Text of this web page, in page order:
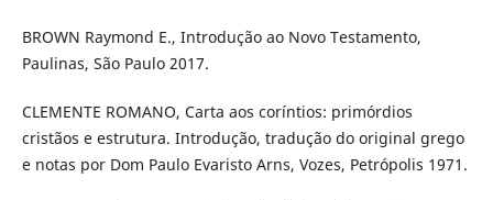
BROWN Raymond E., Introdução ao Novo Testamento,
Paulinas, São Paulo 2017.
CLEMENTE ROMANO, Carta aos coríntios: primórdios
cristãos e estrutura. Introdução, tradução do original grego
e notas por Dom Paulo Evaristo Arns, Vozes, Petrópolis 1971.